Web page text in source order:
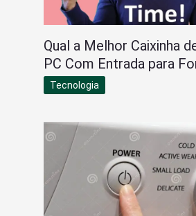
Qual a Melhor Caixinha
PC Com Entrada para
Tecnologia